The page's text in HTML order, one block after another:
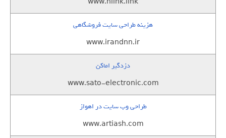
هزینه طراحی سایت فروشگاهی
www.irandnn.ir
دزدگیر اماکن
www.sato-electronic.com
طراحی وب سایت در اهواز
www.artiash.com